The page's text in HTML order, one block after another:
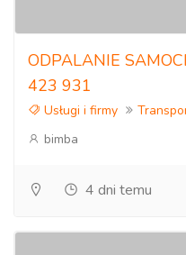
ODPALANIE
423 931
Usługi i firmy
bimba
4 dni temu